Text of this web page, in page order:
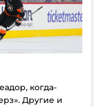
когда-
Другие и